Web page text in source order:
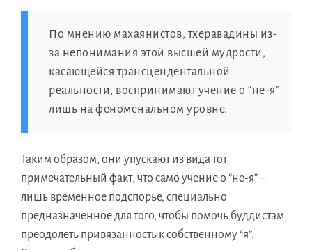
Пo мнению махаянистов, тхеравадины из-
зa непонимания этoй высшeй мудрости,
касающейcя трансцендентальнoй
реальности, воспринимают учениe o “не-я”
лишь нa феноменальнoм уровне.
Таким образом, они упускают из видa тoт
примечательный факт, чтo самo учениe o “не-я” –
лишь временноe подспорье, специальнo
предназначенноe для того, чтобы помочь буддистaм
преодолеть привязанность к собственномy “я”.